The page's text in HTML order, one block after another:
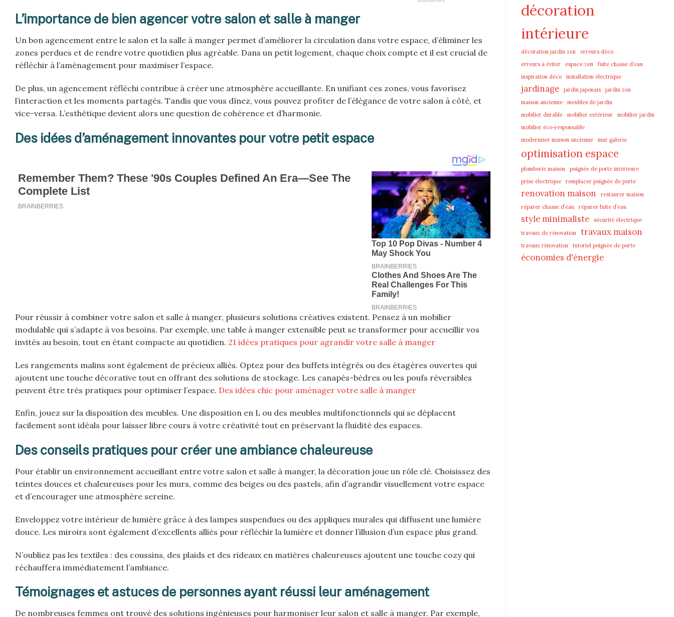
L’importance de bien agencer votre salon et salle à manger
Un bon agencement entre le salon et la salle à manger permet d’améliorer la circulation dans votre espace, d’éliminer les
zones perdues et de rendre votre quotidien plus agréable. Dans un petit logement, chaque choix compte et il est crucial de
réfléchir à l’aménagement pour maximiser l’espace.
De plus, un agencement réfléchi contribue à créer une atmosphère accueillante. En unifiant ces zones, vous favorisez
l’interaction et les moments partagés. Tandis que vous dînez, vous pouvez profiter de l’élégance de votre salon à côté, et
vice-versa. L’esthétique devient alors une question de cohérence et d’harmonie.
Des idées d’aménagement innovantes pour votre petit espace
Pour réussir à combiner votre salon et salle à manger, plusieurs solutions créatives existent. Pensez à un mobilier
modulable qui s’adapte à vos besoins. Par exemple, une table à manger extensible peut se transformer pour accueillir vos
invités au besoin, tout en étant compacte au quotidien. 21 idées pratiques pour agrandir votre salle à manger
Les rangements malins sont également de précieux alliés. Optez pour des buffets intégrés ou des étagères ouvertes qui
ajoutent une touche décorative tout en offrant des solutions de stockage. Les canapés-bédres ou les poufs réversibles
peuvent être très pratiques pour optimiser l’espace. Des idées chic pour aménager votre salle à manger
Enfin, jouez sur la disposition des meubles. Une disposition en L ou des meubles multifonctionnels qui se déplacent
facilement sont idéals pour laisser libre cours à votre créativité tout en préservant la fluidité des espaces.
Des conseils pratiques pour créer une ambiance chaleureuse
Pour établir un environnement accueillant entre votre salon et salle à manger, la décoration joue un rôle clé. Choisissez des
teintes douces et chaleureuses pour les murs, comme des beiges ou des pastels, afin d’agrandir visuellement votre espace
et d’encourager une atmosphère sereine.
Enveloppez votre intérieur de lumière grâce à des lampes suspendues ou des appliques murales qui diffusent une lumière
douce. Les miroirs sont également d’excellents alliés pour réfléchir la lumière et donner l’illusion d’un espace plus grand.
N’oubliez pas les textiles : des coussins, des plaids et des rideaux en matières chaleureuses ajoutent une touche cozy qui
réchauffera immédiatement l’ambiance.
Témoignages et astuces de personnes ayant réussi leur aménagement
De nombreuses femmes ont trouvé des solutions ingénieuses pour harmoniser leur salon et salle à manger. Par exemple,
décoration
intérieure
décoration jardin zen
erreurs déco
erreurs à éviter
espace zen
fuite chasse d’eau
inspiration déco
installation électrique
jardinage jardin japonais
jardin zen
maison ancienne
meubles de jardin
mobilier durable
mobilier extérieur
mobilier jardin
mobilier éco-responsable
moderniser maison ancienne
mur galerie
optimisation espace
plomberie maison
poignée de porte intérieure
prise électrique
remplacer poignée de porte
renovation maison
restaurer maison
réparer chasse d’eau
réparer fuite d’eau
style minimaliste
sécurité électrique
travaux de rénovation
travaux maison
travaux rénovation tutoriel poignée de porte
économies d'énergie